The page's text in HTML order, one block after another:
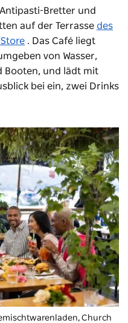
Bretter und
auf der Terrasse des
. Das Café liegt
von Wasser,
Booten, und lädt mit
bei ein, zwei Drinks
Church